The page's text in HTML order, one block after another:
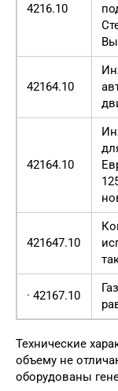
4216.10
42164.10
42164.10
421647.10
· 42167.10
Технические
объему не
оборудованы